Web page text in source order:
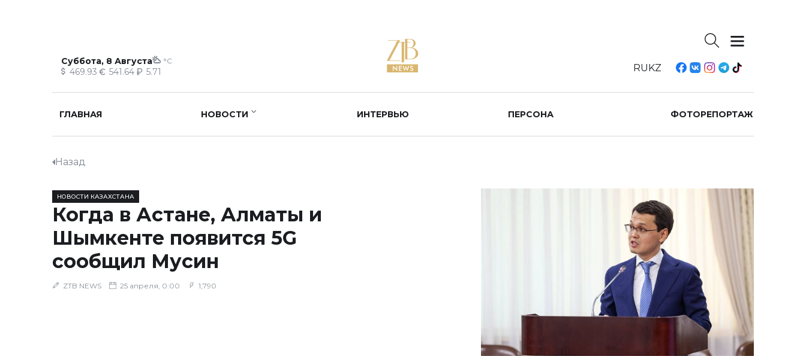
Суббота, 8 Августа °C
469.93 541.64 5.71 RUKZ
ГЛАВНАЯ НОВОСТИ ИНТЕРВЬЮ ПЕРСОНА ФОТОРЕПОРТАЖ
Назад
НОВОСТИ КАЗАХСТАНА
Когда в Астане, Алматы и
Шымкенте появится 5G
сообщил Мусин
ZTB NEWS 25 апреля, 0:00 1,790